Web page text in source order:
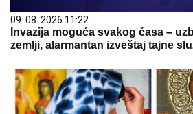
09. 08. 2026 11:22
Invazija moguća svakog časa –
zemlji, alarmantan izveštaj tajne